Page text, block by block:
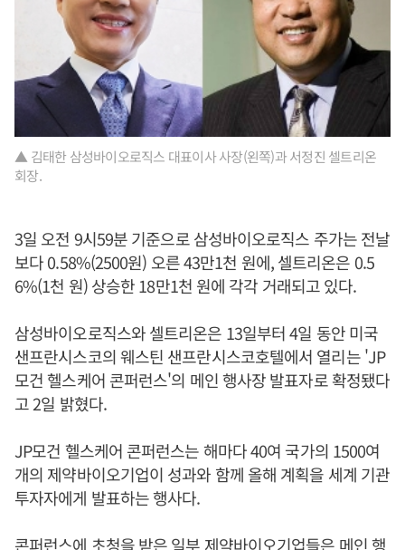
▲ 김태한 삼성바이오로직스 대표이사 사장(왼쪽)과 서정진 셀트리온
회장.
3일 오전 9시59분 기준으로 삼성바이오로직스 주가는 전날
보다 0.58%(2500원) 오른 43만1천 원에, 셀트리온은 0.5
6%(1천 원) 상승한 18만1천 원에 각각 거래되고 있다.
삼성바이오로직스와 셀트리온은 13일부터 4일 동안 미국
샌프란시스코의 웨스틴 샌프란시스코호텔에서 열리는 'JP
모건 헬스케어 콘퍼런스'의 메인 행사장 발표자로 확정됐다
고 2일 밝혔다.
JP모건 헬스케어 콘퍼런스는 해마다 40여 국가의 1500여
개의 제약바이오기업이 성과와 함께 올해 계획을 세계 기관
투자자에게 발표하는 행사다.
콘퍼런스에 초청을 받은 일부 제약바이오기업들은 메인 행